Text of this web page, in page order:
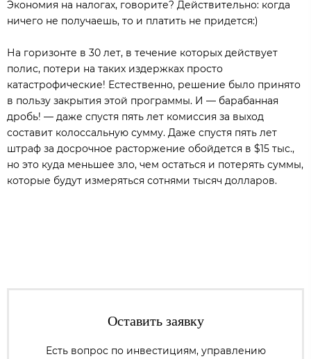
Экономия на налогах, говорите? Действительно: когда
ничего не получаешь, то и платить не придется:)
На горизонте в 30 лет, в течение которых действует
полис, потери на таких издержках просто
катастрофические! Естественно, решение было принято
в пользу закрытия этой программы. И — барабанная
дробь! — даже спустя пять лет комиссия за выход
составит колоссальную сумму. Даже спустя пять лет
штраф за досрочное расторжение обойдется в $15 тыс.,
но это куда меньшее зло, чем остаться и потерять суммы,
которые будут измеряться сотнями тысяч долларов.
Оставить заявку
Есть вопрос по инвестициям, управлению